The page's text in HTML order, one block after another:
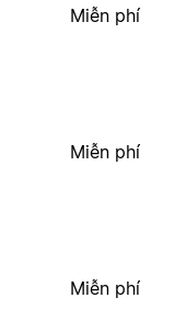
Miễn phí
Miễn phí
Miễn phí